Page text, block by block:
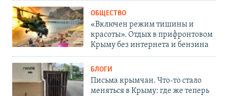
ОБЩЕСТВО
«Включен режим тишины и
красоты». Отдых в прифронтовом
Крыму без интернета и бензина
БЛОГИ
Письма крымчан. Что-то стало
меняться в Крыму: где же теперь